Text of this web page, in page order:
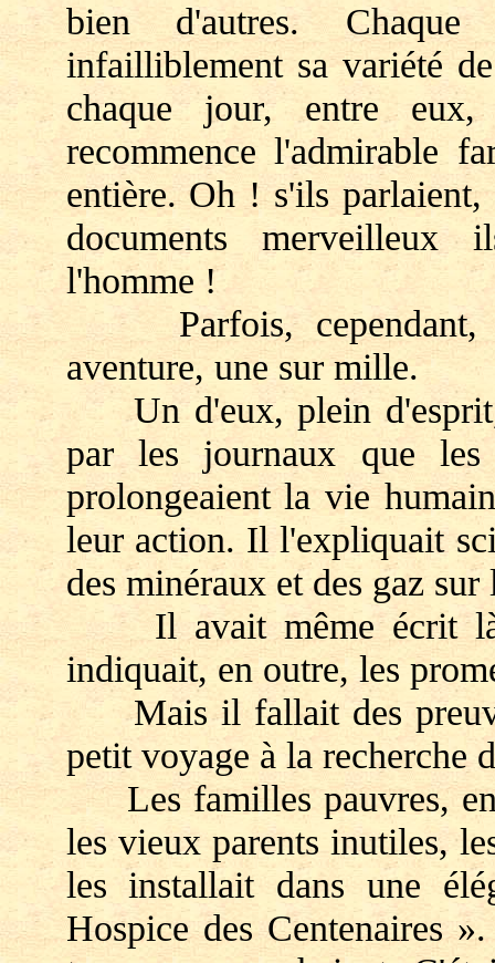
bien d'autres.
infailliblement sa variété
chaque jour, entre eux,
recommence l'admirable
entière. Oh ! s'ils parlaient,
documents merveilleux
l'homme !
Parfois, cependant,
aventure, une sur mille.
Un d'eux, plein d'esprit,
par les journaux que
prolongeaient la vie
leur action. Il l'expliquait
des minéraux et des gaz sur
Il avait même écrit là-
indiquait, en outre, les
Mais il fallait des
petit voyage à la recherche
Les familles pauvres, en
les vieux parents inutiles,
les installait dans une
Hospice des Centenaires